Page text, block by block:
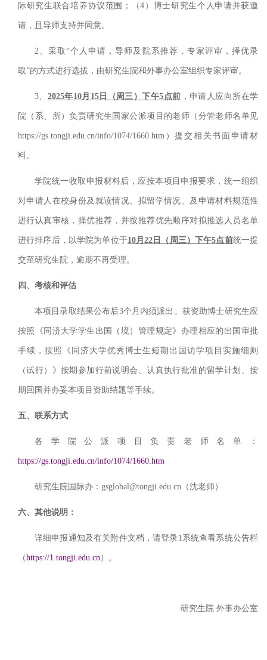
际研究生联合培养协议范围；（4）博士研究生个人申请并获邀
请，且导师支持并同意。
2、采取“个人申请，导师及院系推荐，专家评审，择优录
取”的方式进行选拔，由研究生院和外事办公室组织专家评审。
3、 2025年10月15日（周三）下午5点前 ，申请人应向所在学
院（系、所）负责研究生国家公派项目的老师（分管老师名单见
https://gs.tongji.edu.cn/info/1074/1660.htm）提交相关书面申请材
料。
学院统一收取申报材料后，应按本项目申报要求，统一组织
对申请人在校身份及就读情况、拟留学情况、及申请材料规范性
进行认真审核，择优推荐，并按推荐优先顺序对拟推选人员名单
进行排序后，以学院为单位于10月22日（周三）下午5点前统一提
交至研究生院，逾期不再受理。
四、考核和评估
本项目录取结果公布后3个月内须派出。获资助博士研究生应
按照《同济大学学生出国（境）管理规定》办理相应的出国审批
手续，按照《同济大学优秀博士生短期出国访学项目实施细则
（试行）》按期参加行前说明会、认真执行批准的留学计划、按
期回国并办妥本项目资助结题等手续。
五、联系方式
各学院公派项目负责老师名单：
https://gs.tongji.edu.cn/info/1074/1660.htm
研究生院国际办：gsglobal@tongji.edu.cn（沈老师）
六、其他说明：
详细申报通知及有关附件文档，请登录1系统查看系统公告栏
（https://1.tongji.edu.cn ）。
研究生院 外事办公室